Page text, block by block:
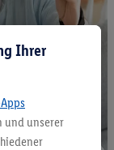
Ihrer
und unserer